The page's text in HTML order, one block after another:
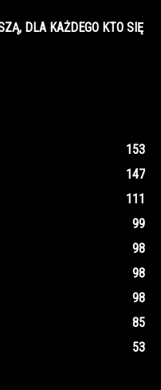
DLA KAŻDEGO KTO SIĘ
153
147
111
99
98
98
98
85
53